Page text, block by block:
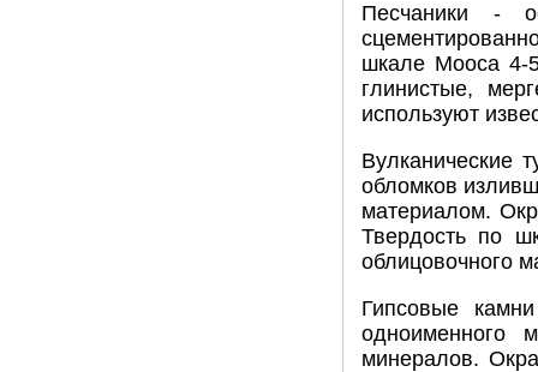
Песчаники -
шкале Mooca 4-
глинистые,
используют
Вулканические
обломков
материалом.
Твердость по
облицовочного
Гипсовые
одноименного
минералов.